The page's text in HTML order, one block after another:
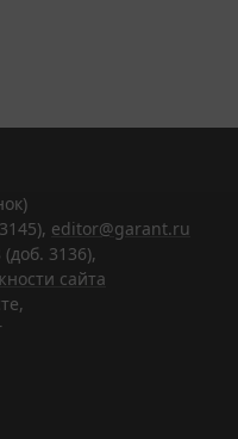
editor@garant.ru
3136),
сайта